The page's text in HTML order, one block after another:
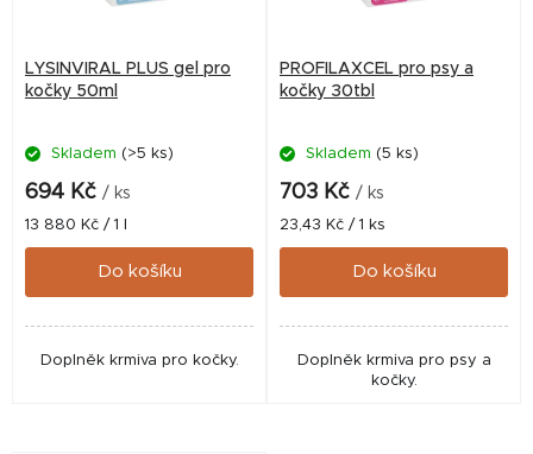
LYSINVIRAL PLUS gel pro
kočky 50ml
Skladem (>5 ks)
694 Kč / ks
Měrná
cena:
13 880 Kč / 1 l
Do košíku
Doplněk krmiva pro kočky.
PROFILAXCEL pro psy a
kočky 30tbl
Skladem (5 ks)
703 Kč / ks
Měrná
cena:
23,43 Kč / 1 ks
Do košíku
Doplněk krmiva pro psy a
kočky.